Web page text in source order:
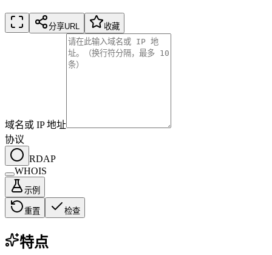
分享URL 收藏
域名或 IP 地址
协议
RDAP
WHOIS
示例
重置 检查
特点